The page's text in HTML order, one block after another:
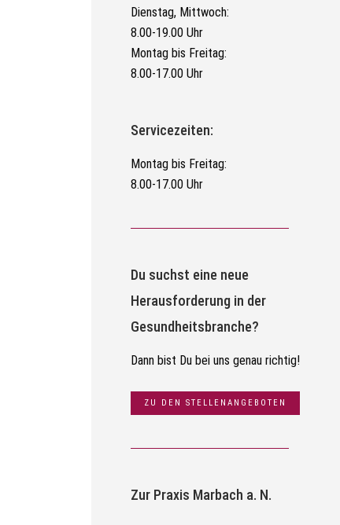
Dienstag, Mittwoch:
8.00-19.00 Uhr
Montag bis Freitag:
8.00-17.00 Uhr
Servicezeiten:
Montag bis Freitag:
8.00-17.00 Uhr
Du suchst eine neue
Herausforderung in der
Gesundheitsbranche?
Dann bist Du bei uns genau richtig!
ZU DEN STELLENANGEBOTEN
Zur Praxis Marbach a. N.